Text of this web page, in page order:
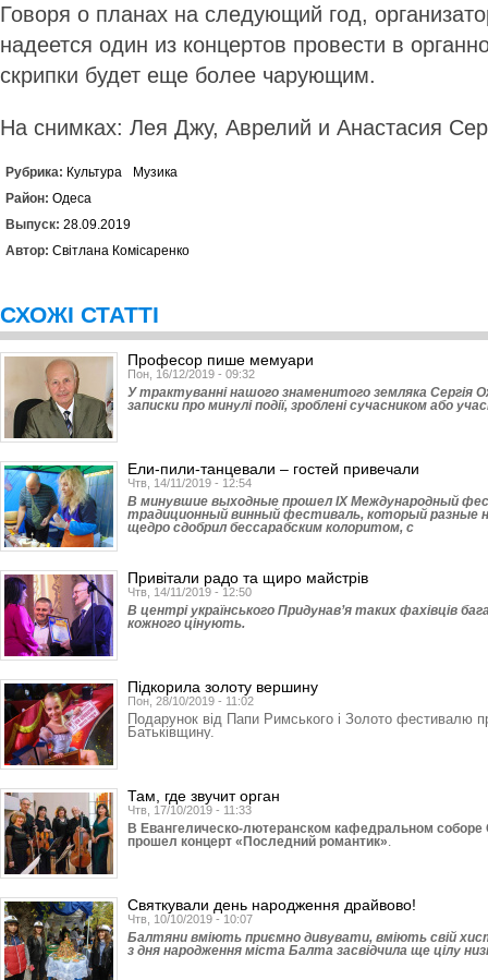
Говоря о планах на следующий год,
надеется один из концертов провести в
скрипки будет еще более чарующим.
На снимках: Лея Джу, Аврелий и Анастасия
Рубрика: Культура
Музика
Район: Одеса
Выпуск: 28.09.2019
Автор: Світлана Комісаренко
СХОЖІ СТАТТІ
Професор пише мемуари
Пон, 16/12/2019 - 09:32
У трактуванні нашого знаменитого земляка Сергія
записки про минулі події, зроблені сучасником або
Ели-пили-танцевали – гостей привечали
Чтв, 14/11/2019 - 12:54
В минувшие выходные прошел ІХ Международный
традиционный винный фестиваль, который разные
щедро сдобрил бессарабским колоритом, с
Привітали радо та щиро майстрів
Чтв, 14/11/2019 - 12:50
В центрі українського Придунав’я таких фахівців
кожного цінують.
Підкорила золоту вершину
Пон, 28/10/2019 - 11:02
Подарунок від Папи Римського і Золото фестивалю
Батьківщину.
Там, где звучит орган
Чтв, 17/10/2019 - 11:33
В Евангелическо-лютеранском кафедральном соборе
прошел концерт «Последний романтик».
Святкували день народження драйвово!
Чтв, 10/10/2019 - 10:07
Балтяни вміють приємно дивувати, вміють свій
з дня народження міста Балта засвідчила ще цілу